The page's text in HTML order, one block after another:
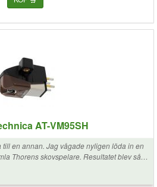
AT-VM95SH
vågade nyligen löda in en
Thorens skovspelare. Resultatet blev så
alltsedan den var ny, låt vara att jag bytt nål